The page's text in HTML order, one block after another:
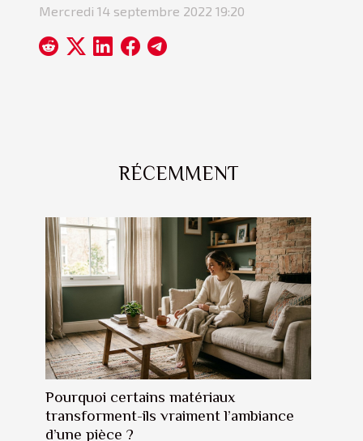
Mercredi 14 septembre 2022 19:20
RÉCEMMENT
Pourquoi certains matériaux
transforment-ils vraiment l’ambiance
d’une pièce ?